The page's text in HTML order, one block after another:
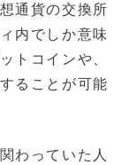
通貨の交換所
内でしか意味
トコインや、
ることが可能
わっていた人